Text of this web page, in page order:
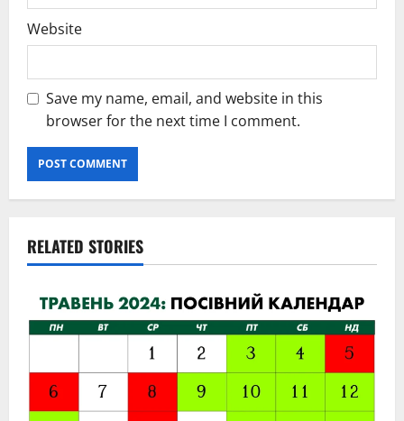
Website
Save my name, email, and website in this
browser for the next time I comment.
RELATED STORIES